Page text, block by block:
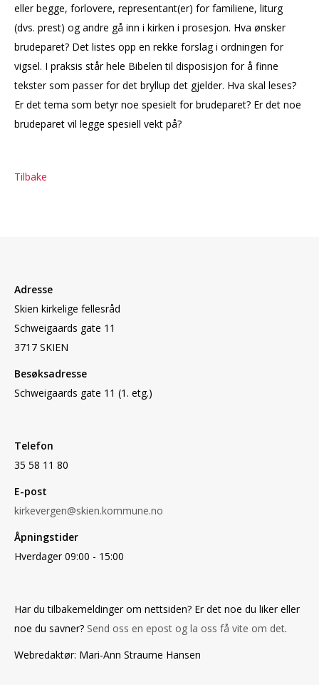
eller begge, forlovere, representant(er) for familiene, liturg
(dvs. prest) og andre gå inn i kirken i prosesjon. Hva ønsker
brudeparet? Det listes opp en rekke forslag i ordningen for
vigsel. I praksis står hele Bibelen til disposisjon for å finne
tekster som passer for det bryllup det gjelder. Hva skal leses?
Er det tema som betyr noe spesielt for brudeparet? Er det noe
brudeparet vil legge spesiell vekt på?
Tilbake
Adresse
Skien kirkelige fellesråd
Schweigaards gate 11
3717 SKIEN
Besøksadresse
Schweigaards gate 11 (1. etg.)
Telefon
35 58 11 80
E-post
kirkevergen@skien.kommune.no
Åpningstider
Hverdager 09:00 - 15:00
Har du tilbakemeldinger om nettsiden? Er det noe du liker eller
noe du savner? Send oss en epost og la oss få vite om det.
Webredaktør: Mari-Ann Straume Hansen